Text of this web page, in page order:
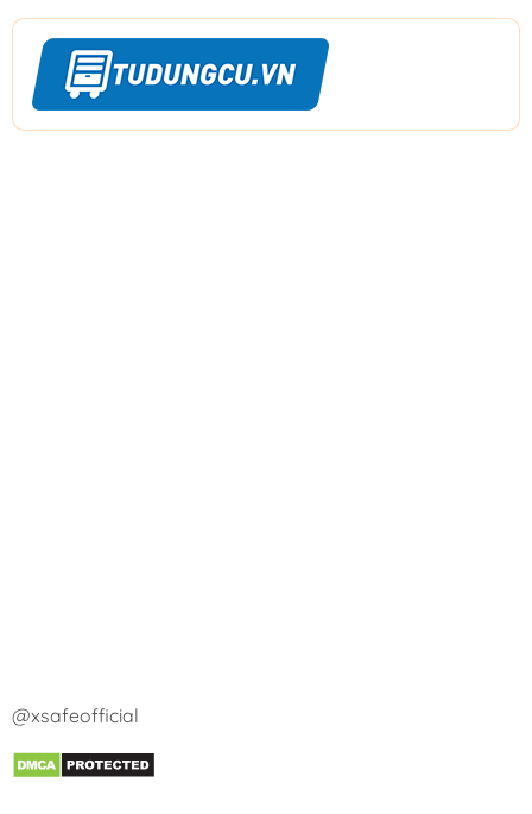
@xsafeofficial